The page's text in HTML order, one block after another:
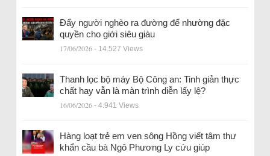
Đẩy người nghèo ra đường để nhường đặc
quyền cho giới siêu giàu
17/06/2026 - 14.527 Views
Thanh lọc bộ máy Bộ Công an: Tinh giản thực
chất hay vẫn là màn trình diễn lấy lệ?
16/06/2026 - 4.941 Views
Hàng loạt trẻ em ven sông Hồng viết tâm thư
khẩn cầu bà Ngô Phương Ly cứu giúp